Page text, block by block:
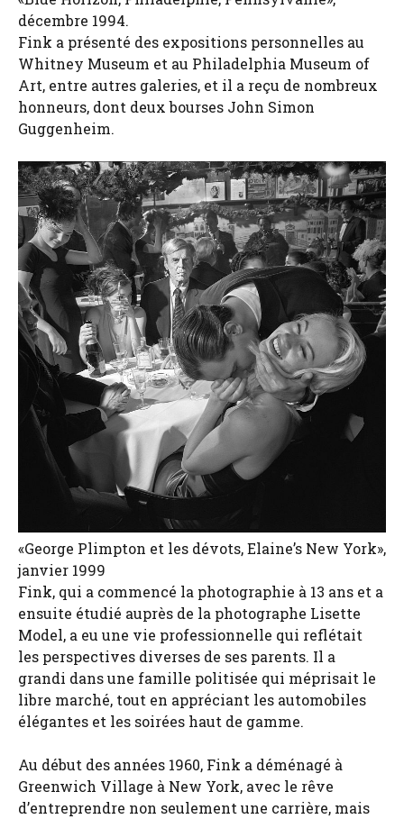
décembre 1994.
Fink a présenté des expositions personnelles au
Whitney Museum et au Philadelphia Museum of
Art, entre autres galeries, et il a reçu de nombreux
honneurs, dont deux bourses John Simon
Guggenheim.
«George Plimpton et les dévots, Elaine’s New York»,
janvier 1999
Fink, qui a commencé la photographie à 13 ans et a
ensuite étudié auprès de la photographe Lisette
Model, a eu une vie professionnelle qui reflétait
les perspectives diverses de ses parents. Il a
grandi dans une famille politisée qui méprisait le
libre marché, tout en appréciant les automobiles
élégantes et les soirées haut de gamme.
Au début des années 1960, Fink a déménagé à
Greenwich Village à New York, avec le rêve
d’entreprendre non seulement une carrière, mais